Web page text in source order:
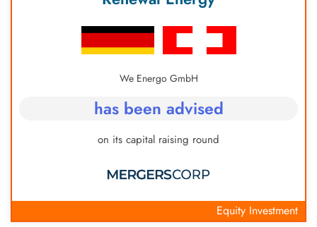
We Energo GmbH
has been advised
on its capital raising round
Equity Investment